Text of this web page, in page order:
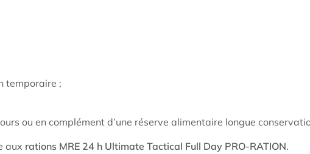
temporaire ;
ou en complément d’une réserve alimentaire longue
aux rations MRE 24 h Ultimate Tactical Full Day PRO-RATION.